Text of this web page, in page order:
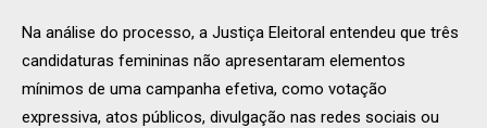
Na análise do processo, a Justiça Eleitoral entendeu que três
candidaturas femininas não apresentaram elementos
mínimos de uma campanha efetiva, como votação
expressiva, atos públicos, divulgação nas redes sociais ou